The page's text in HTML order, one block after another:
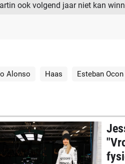
ook volgend jaar niet kan
Alonso Haas Esteban Ocon